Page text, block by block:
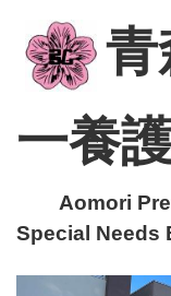
一養
Aomori
Special Needs